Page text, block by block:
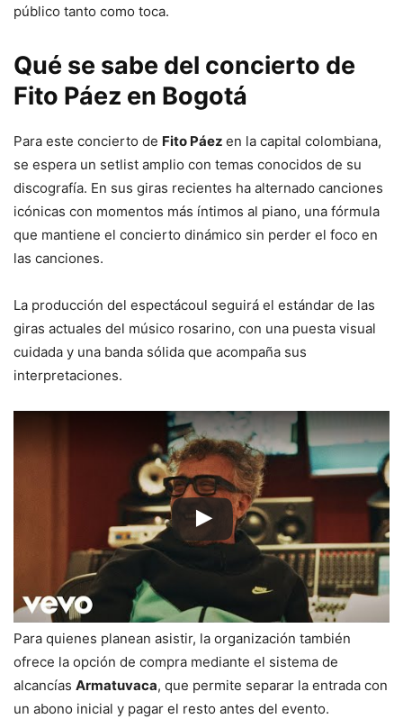
público tanto como toca.
Qué se sabe del concierto de
Fito Páez en Bogotá
Para este concierto de Fito Páez en la capital colombiana,
se espera un setlist amplio con temas conocidos de su
discografía. En sus giras recientes ha alternado canciones
icónicas con momentos más íntimos al piano, una fórmula
que mantiene el concierto dinámico sin perder el foco en
las canciones.
La producción del espectácoul seguirá el estándar de las
giras actuales del músico rosarino, con una puesta visual
cuidada y una banda sólida que acompaña sus
interpretaciones.
Para quienes planean asistir, la organización también
ofrece la opción de compra mediante el sistema de
alcancías Armatuvaca, que permite separar la entrada con
un abono inicial y pagar el resto antes del evento.